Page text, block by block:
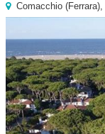
Comacchio (Ferrara),